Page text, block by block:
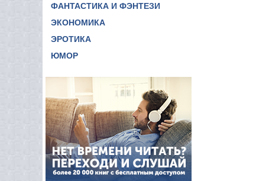
ФАНТАСТИКА И ФЭНТЕЗИ
ЭКОНОМИКА
ЭРОТИКА
ЮМОР